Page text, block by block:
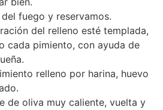
fuego y reservamos.
del relleno esté templada,
cada pimiento, con ayuda de
relleno por harina, huevo
de oliva muy caliente, vuelta y